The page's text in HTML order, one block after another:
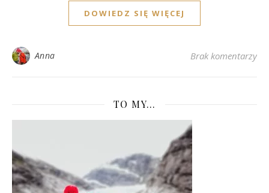
DOWIEDZ SIĘ WIĘCEJ
Anna Brak komentarzy
TO MY…